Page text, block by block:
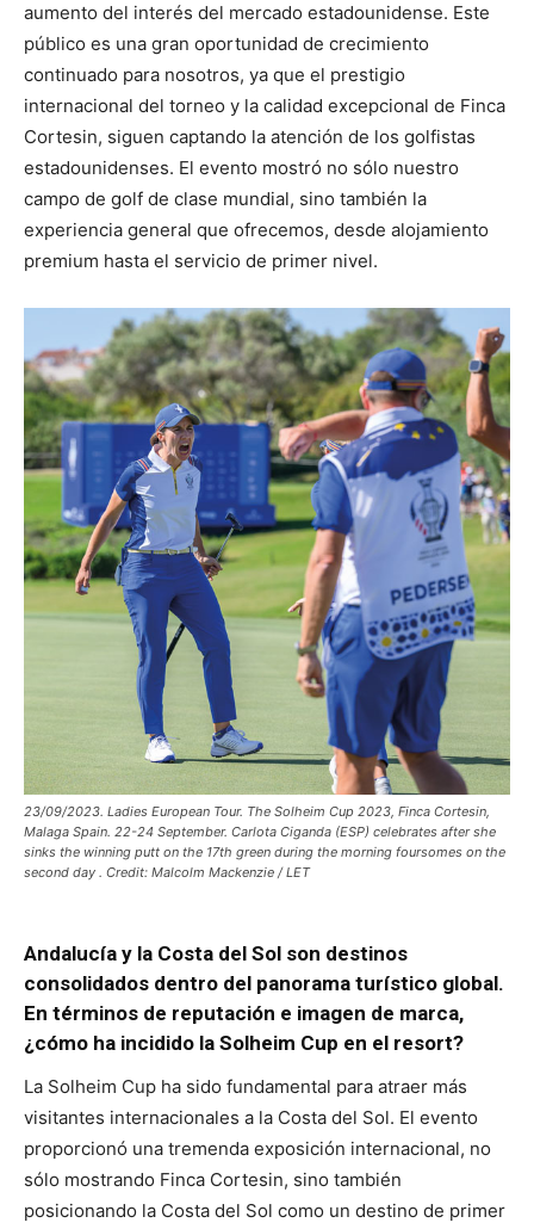
aumento del interés del mercado estadounidense. Este
público es una gran oportunidad de crecimiento
continuado para nosotros, ya que el prestigio
internacional del torneo y la calidad excepcional de Finca
Cortesin, siguen captando la atención de los golfistas
estadounidenses. El evento mostró no sólo nuestro
campo de golf de clase mundial, sino también la
experiencia general que ofrecemos, desde alojamiento
premium hasta el servicio de primer nivel.
23/09/2023. Ladies European Tour. The Solheim Cup 2023, Finca Cortesin,
Malaga Spain. 22-24 September. Carlota Ciganda (ESP) celebrates after she
sinks the winning putt on the 17th green during the morning foursomes on the
second day . Credit: Malcolm Mackenzie / LET
Andalucía y la Costa del Sol son destinos
consolidados dentro del panorama turístico global.
En términos de reputación e imagen de marca,
¿cómo ha incidido la Solheim Cup en el resort?
La Solheim Cup ha sido fundamental para atraer más
visitantes internacionales a la Costa del Sol. El evento
proporcionó una tremenda exposición internacional, no
sólo mostrando Finca Cortesin, sino también
posicionando la Costa del Sol como un destino de primer